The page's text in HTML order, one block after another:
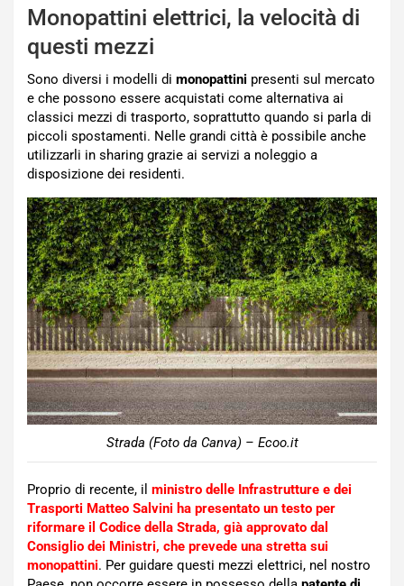
Monopattini elettrici, la velocità di
questi mezzi
Sono diversi i modelli di monopattini presenti sul mercato
e che possono essere acquistati come alternativa ai
classici mezzi di trasporto, soprattutto quando si parla di
piccoli spostamenti. Nelle grandi città è possibile anche
utilizzarli in sharing grazie ai servizi a noleggio a
disposizione dei residenti.
Strada (Foto da Canva) – Ecoo.it
Proprio di recente, il ministro delle Infrastrutture e dei
Trasporti Matteo Salvini ha presentato un testo per
riformare il Codice della Strada, già approvato dal
Consiglio dei Ministri, che prevede una stretta sui
monopattini. Per guidare questi mezzi elettrici, nel nostro